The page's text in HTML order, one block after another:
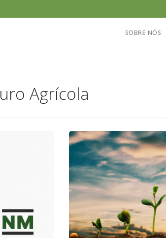
SOBRE NÓS
Agrícola